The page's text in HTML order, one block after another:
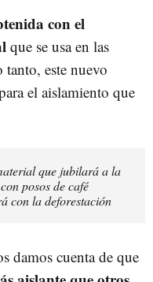
con el
que se usa en las
este nuevo
el aislamiento que
que jubilará a la
posos de café
con la deforestación
damos cuenta de que